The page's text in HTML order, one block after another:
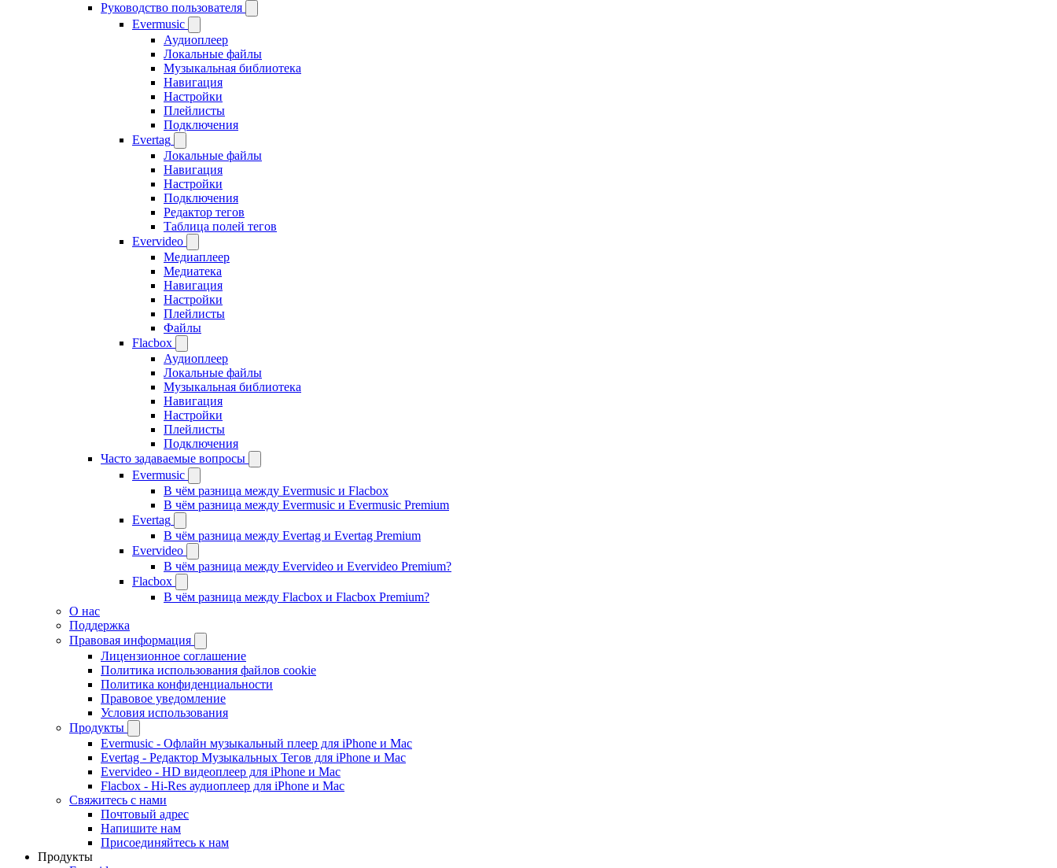
Руководство пользователя
Evermusic
Аудиоплеер
Локальные файлы
Музыкальная библиотека
Навигация
Настройки
Плейлисты
Подключения
Evertag
Локальные файлы
Навигация
Настройки
Подключения
Редактор тегов
Таблица полей тегов
Evervideo
Медиаплеер
Медиатека
Навигация
Настройки
Плейлисты
Файлы
Flacbox
Аудиоплеер
Локальные файлы
Музыкальная библиотека
Навигация
Настройки
Плейлисты
Подключения
Часто задаваемые вопросы
Evermusic
В чём разница между Evermusic и Flacbox
В чём разница между Evermusic и Evermusic Premium
Evertag
В чём разница между Evertag и Evertag Premium
Evervideo
В чём разница между Evervideo и Evervideo Premium?
Flacbox
В чём разница между Flacbox и Flacbox Premium?
О нас
Поддержка
Правовая информация
Лицензионное соглашение
Политика использования файлов cookie
Политика конфиденциальности
Правовое уведомление
Условия использования
Продукты
Evermusic - Офлайн музыкальный плеер для iPhone и Mac
Evertag - Редактор Музыкальных Тегов для iPhone и Mac
Evervideo - HD видеоплеер для iPhone и Mac
Flacbox - Hi-Res аудиоплеер для iPhone и Mac
Свяжитесь с нами
Почтовый адрес
Напишите нам
Присоединяйтесь к нам
Продукты